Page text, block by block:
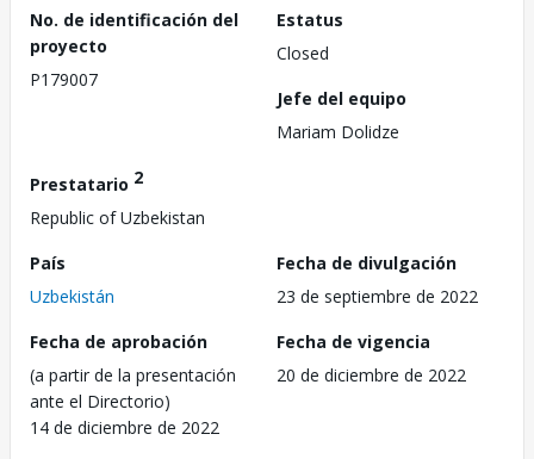
No. de identificación del
proyecto
P179007
Estatus
Closed
Jefe del equipo
Mariam Dolidze
Prestatario 2
Republic of Uzbekistan
País
Uzbekistán
Fecha de divulgación
23 de septiembre de 2022
Fecha de aprobación
(a partir de la presentación
ante el Directorio)
14 de diciembre de 2022
Fecha de vigencia
20 de diciembre de 2022